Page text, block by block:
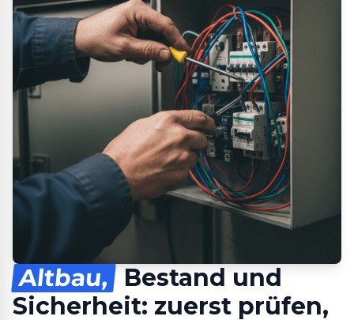
Altbau,
Bestand und
Sicherheit: zuerst prüfen,